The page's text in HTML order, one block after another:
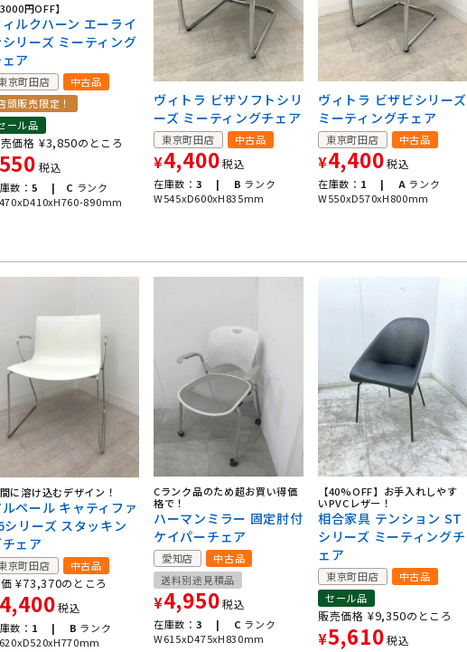
3000円OFF】
ルクハーン エーライ
シリーズ ミーティング
ア
京町田店
中古品
頭販売限定！
ール品
価格 ¥3,850のところ
550 税込
数： 5 | C ランク
890mm
ヴィトラ ビザソフトシリ
ーズ ミーティングチェア
東京町田店 中古品
¥4,400税込
在庫数： 3 | B ランク
W545xD600xH835mm
ヴィトラ ビザビシリーズ
ミーティングチェア
東京町田店 中古品
¥4,400税込
在庫数： 1 | A ランク
W550xD570xH800mm
に溶け込むデザイン！
ペール キャティファ
シリーズ スタッキン
ェア
京町田店 中古品
¥73,370のところ
4,400税込
数： 1 | B ランク
Cランク品のため超お買い得価
格で！
ハーマンミラー 固定肘付
ケイパーチェア
愛知店
中古品
送料別途見積品
¥4,950税込
在庫数： 3 | C ランク
W615xD475xH830mm
【40%OFF】お手入れしやす
いPVCレザー！
相合家具 テンション ST
シリーズ ミーティングチ
ェア
東京町田店
中古品
セール品
販売価格 ¥9,350のところ
¥5,610税込